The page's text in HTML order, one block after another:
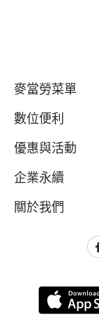
麥當勞菜單
數位便利
優惠與活動
企業永續
關於我們